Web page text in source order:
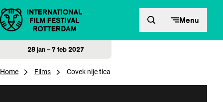
Direct naar inhoud Menu
28 jan – 7 feb 2027
Home Films Covek nije tica